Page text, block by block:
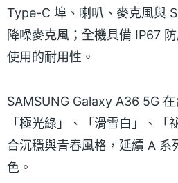
Type-C 埠、喇叭、麥克風與
降噪麥克風；全機具備 IP67
使用的耐用性。
SAMSUNG Galaxy A36 5G 在
「極光綠」、「滑雪白」、「
合沉穩與青春風格，延續 A 系
色。